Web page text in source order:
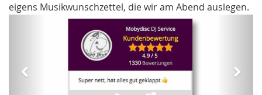
eigens Musikwunschzettel, die wir am Abend auslegen.
Hochzeit DJs